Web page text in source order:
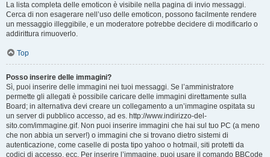
La lista completa delle emoticon è visibile nella pagina di invio messaggi.
Cerca di non esagerare nell’uso delle emoticon, possono facilmente rendere
un messaggio illeggibile, e un moderatore potrebbe decidere di modificarlo o
addirittura rimuoverlo.
Top
Posso inserire delle immagini?
Sì, puoi inserire delle immagini nei tuoi messaggi. Se l’amministratore
permette gli allegati è possibile caricare delle immagini direttamente sulla
Board; in alternativa devi creare un collegamento a un’immagine ospitata su
un server di pubblico accesso, ad es. http://www.indirizzo-del-
sito.com/immagine.gif. Non puoi inserire immagini che hai sul tuo PC (a meno
che non abbia un server!) o immagini che si trovano dietro sistemi di
autenticazione, come caselle di posta tipo yahoo o hotmail, siti protetti da
codici di accesso, ecc. Per inserire l’immagine, puoi usare il comando BBCode